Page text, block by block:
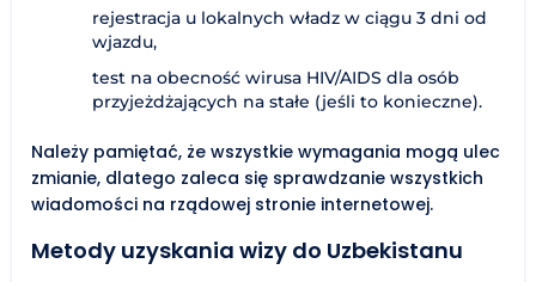
rejestracja u lokalnych władz w ciągu 3 dni od
wjazdu,
test na obecność wirusa HIV/AIDS dla osób
przyjeżdżających na stałe (jeśli to konieczne).
Należy pamiętać, że wszystkie wymagania mogą ulec
zmianie, dlatego zaleca się sprawdzanie wszystkich
wiadomości na rządowej stronie internetowej.
Metody uzyskania wizy do Uzbekistanu